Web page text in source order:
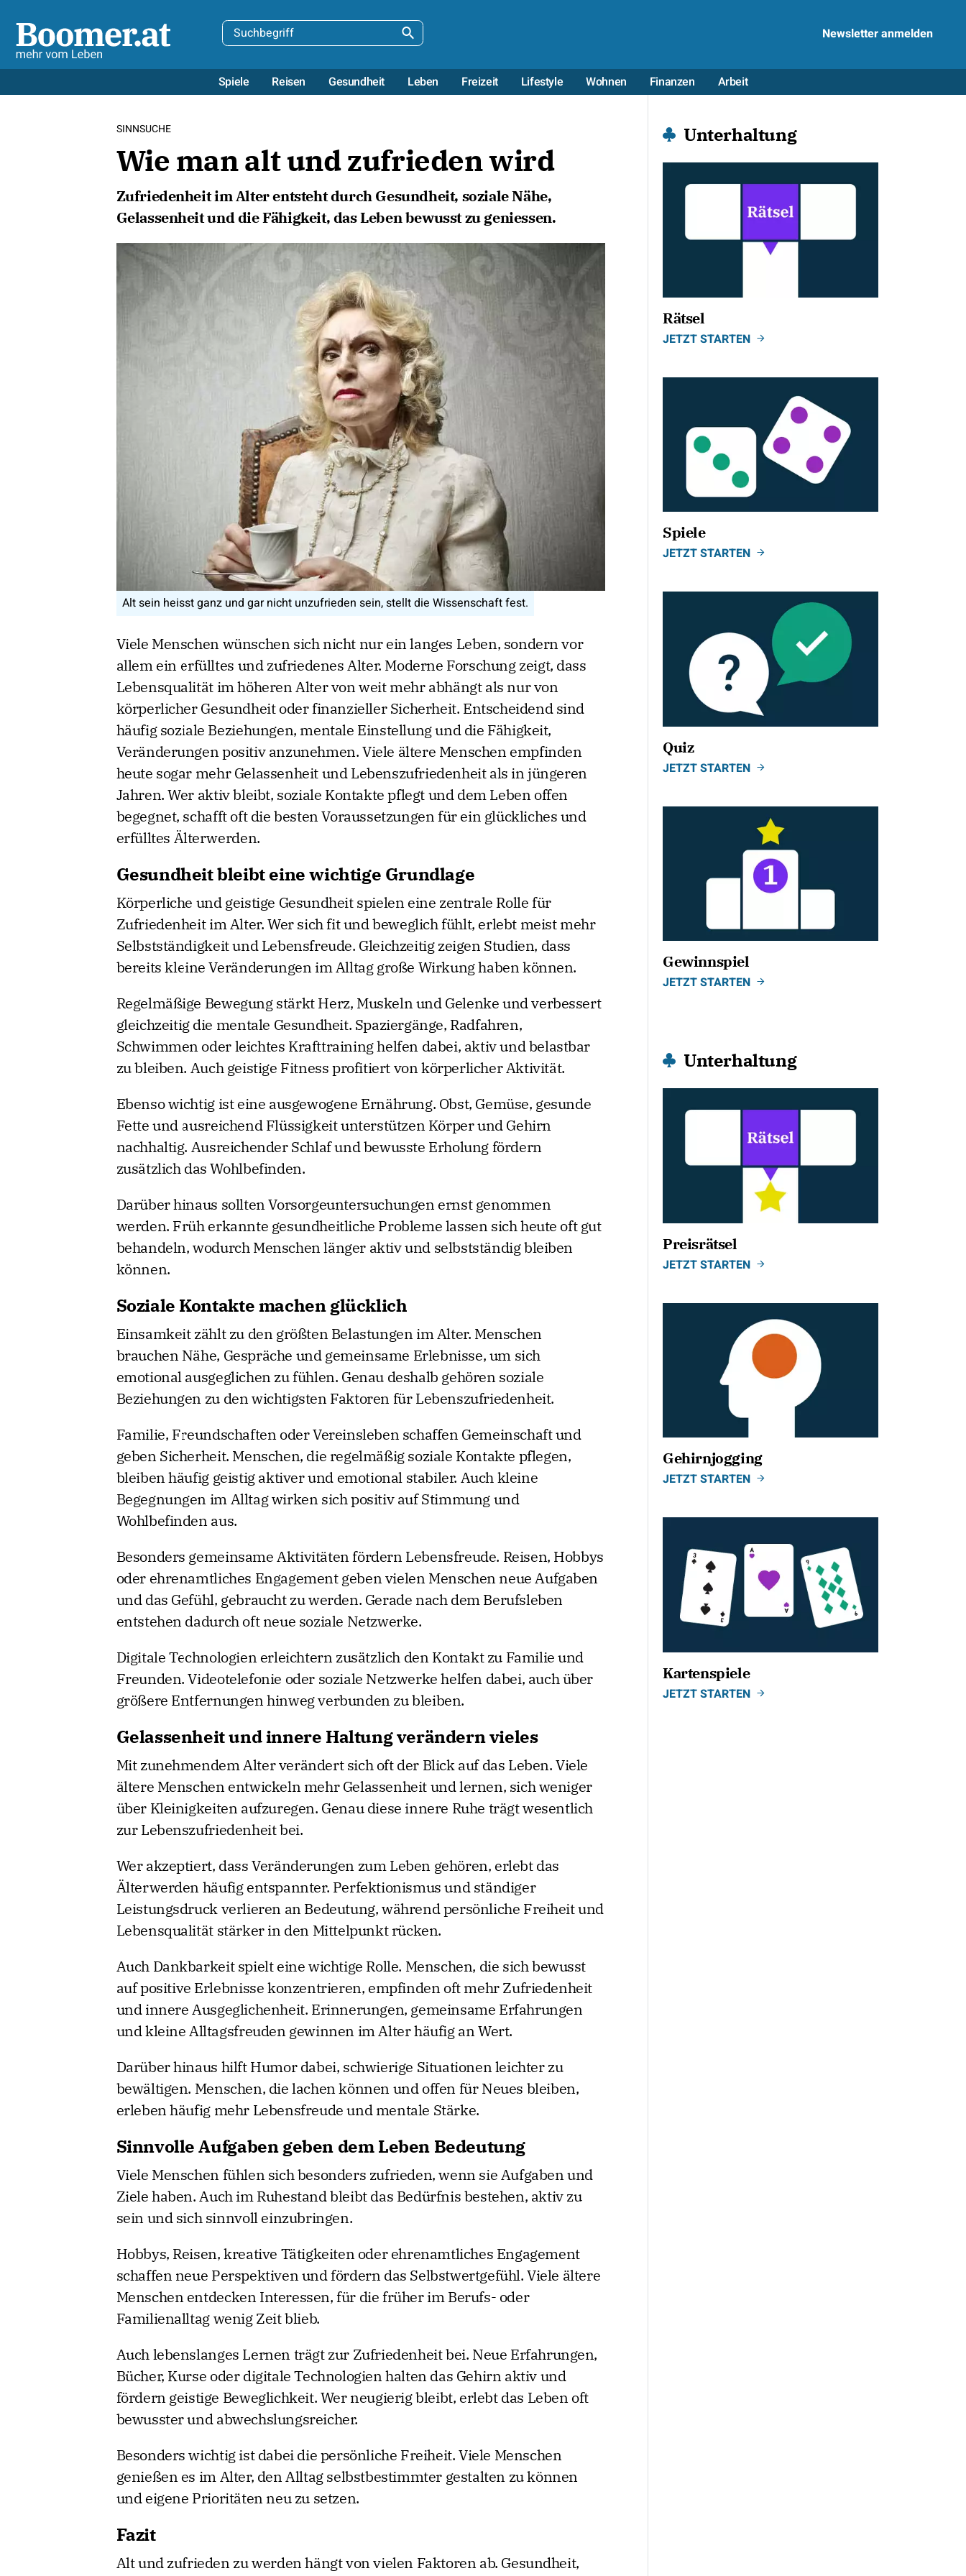
Newsletter anmelden
Spiele Reisen Gesundheit Leben Freizeit Lifestyle Wohnen Finanzen Arbeit
SINNSUCHE
Wie man alt und zufrieden wird
Zufriedenheit im Alter entsteht durch Gesundheit, soziale Nähe,
Gelassenheit und die Fähigkeit, das Leben bewusst zu geniessen.
Alt sein heisst ganz und gar nicht unzufrieden sein, stellt die Wissenschaft fest.
Viele Menschen wünschen sich nicht nur ein langes Leben, sondern vor
allem ein erfülltes und zufriedenes Alter. Moderne Forschung zeigt, dass
Lebensqualität im höheren Alter von weit mehr abhängt als nur von
körperlicher Gesundheit oder finanzieller Sicherheit. Entscheidend sind
häufig soziale Beziehungen, mentale Einstellung und die Fähigkeit,
Veränderungen positiv anzunehmen. Viele ältere Menschen empfinden
heute sogar mehr Gelassenheit und Lebenszufriedenheit als in jüngeren
Jahren. Wer aktiv bleibt, soziale Kontakte pflegt und dem Leben offen
begegnet, schafft oft die besten Voraussetzungen für ein glückliches und
erfülltes Älterwerden.
Gesundheit bleibt eine wichtige Grundlage
Körperliche und geistige Gesundheit spielen eine zentrale Rolle für
Zufriedenheit im Alter. Wer sich fit und beweglich fühlt, erlebt meist mehr
Selbstständigkeit und Lebensfreude. Gleichzeitig zeigen Studien, dass
bereits kleine Veränderungen im Alltag große Wirkung haben können.
Regelmäßige Bewegung stärkt Herz, Muskeln und Gelenke und verbessert
gleichzeitig die mentale Gesundheit. Spaziergänge, Radfahren,
Schwimmen oder leichtes Krafttraining helfen dabei, aktiv und belastbar
zu bleiben. Auch geistige Fitness profitiert von körperlicher Aktivität.
Ebenso wichtig ist eine ausgewogene Ernährung. Obst, Gemüse, gesunde
Fette und ausreichend Flüssigkeit unterstützen Körper und Gehirn
nachhaltig. Ausreichender Schlaf und bewusste Erholung fördern
zusätzlich das Wohlbefinden.
Darüber hinaus sollten Vorsorgeuntersuchungen ernst genommen
werden. Früh erkannte gesundheitliche Probleme lassen sich heute oft gut
behandeln, wodurch Menschen länger aktiv und selbstständig bleiben
können.
Soziale Kontakte machen glücklich
Einsamkeit zählt zu den größten Belastungen im Alter. Menschen
brauchen Nähe, Gespräche und gemeinsame Erlebnisse, um sich
emotional ausgeglichen zu fühlen. Genau deshalb gehören soziale
Beziehungen zu den wichtigsten Faktoren für Lebenszufriedenheit.
Familie, Freundschaften oder Vereinsleben schaffen Gemeinschaft und
geben Sicherheit. Menschen, die regelmäßig soziale Kontakte pflegen,
bleiben häufig geistig aktiver und emotional stabiler. Auch kleine
Begegnungen im Alltag wirken sich positiv auf Stimmung und
Wohlbefinden aus.
Besonders gemeinsame Aktivitäten fördern Lebensfreude. Reisen, Hobbys
oder ehrenamtliches Engagement geben vielen Menschen neue Aufgaben
und das Gefühl, gebraucht zu werden. Gerade nach dem Berufsleben
entstehen dadurch oft neue soziale Netzwerke.
Digitale Technologien erleichtern zusätzlich den Kontakt zu Familie und
Freunden. Videotelefonie oder soziale Netzwerke helfen dabei, auch über
größere Entfernungen hinweg verbunden zu bleiben.
Gelassenheit und innere Haltung verändern vieles
Mit zunehmendem Alter verändert sich oft der Blick auf das Leben. Viele
ältere Menschen entwickeln mehr Gelassenheit und lernen, sich weniger
über Kleinigkeiten aufzuregen. Genau diese innere Ruhe trägt wesentlich
zur Lebenszufriedenheit bei.
Wer akzeptiert, dass Veränderungen zum Leben gehören, erlebt das
Älterwerden häufig entspannter. Perfektionismus und ständiger
Leistungsdruck verlieren an Bedeutung, während persönliche Freiheit und
Lebensqualität stärker in den Mittelpunkt rücken.
Auch Dankbarkeit spielt eine wichtige Rolle. Menschen, die sich bewusst
auf positive Erlebnisse konzentrieren, empfinden oft mehr Zufriedenheit
und innere Ausgeglichenheit. Erinnerungen, gemeinsame Erfahrungen
und kleine Alltagsfreuden gewinnen im Alter häufig an Wert.
Darüber hinaus hilft Humor dabei, schwierige Situationen leichter zu
bewältigen. Menschen, die lachen können und offen für Neues bleiben,
erleben häufig mehr Lebensfreude und mentale Stärke.
Sinnvolle Aufgaben geben dem Leben Bedeutung
Viele Menschen fühlen sich besonders zufrieden, wenn sie Aufgaben und
Ziele haben. Auch im Ruhestand bleibt das Bedürfnis bestehen, aktiv zu
sein und sich sinnvoll einzubringen.
Hobbys, Reisen, kreative Tätigkeiten oder ehrenamtliches Engagement
schaffen neue Perspektiven und fördern das Selbstwertgefühl. Viele ältere
Menschen entdecken Interessen, für die früher im Berufs- oder
Familienalltag wenig Zeit blieb.
Auch lebenslanges Lernen trägt zur Zufriedenheit bei. Neue Erfahrungen,
Bücher, Kurse oder digitale Technologien halten das Gehirn aktiv und
fördern geistige Beweglichkeit. Wer neugierig bleibt, erlebt das Leben oft
bewusster und abwechslungsreicher.
Besonders wichtig ist dabei die persönliche Freiheit. Viele Menschen
genießen es im Alter, den Alltag selbstbestimmter gestalten zu können
und eigene Prioritäten neu zu setzen.
Fazit
Alt und zufrieden zu werden hängt von vielen Faktoren ab. Gesundheit,
Unterhaltung
Rätsel
JETZT STARTEN
Spiele
JETZT STARTEN
Quiz
JETZT STARTEN
Gewinnspiel
JETZT STARTEN
Unterhaltung
Preisrätsel
JETZT STARTEN
Gehirnjogging
JETZT STARTEN
Kartenspiele
JETZT STARTEN